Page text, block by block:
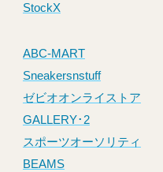
StockX
ABC-MART
Sneakersnstuff
ゼビオオンライストア
GALLERY･2
スポーツオーソリティ
BEAMS